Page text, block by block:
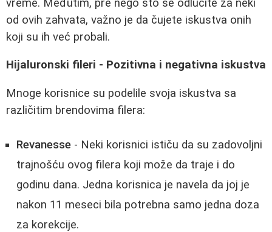
vreme. Međutim, pre nego što se odlučite za neki
od ovih zahvata, važno je da čujete iskustva onih
koji su ih već probali.
Hijaluronski fileri - Pozitivna i negativna iskustva
Mnoge korisnice su podelile svoja iskustva sa
različitim brendovima filera:
Revanesse - Neki korisnici ističu da su zadovoljni
trajnošću ovog filera koji može da traje i do
godinu dana. Jedna korisnica je navela da joj je
nakon 11 meseci bila potrebna samo jedna doza
za korekcije.